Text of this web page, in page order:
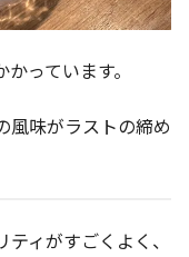
っています。
風味がラストの締め
ィがすごくよく、